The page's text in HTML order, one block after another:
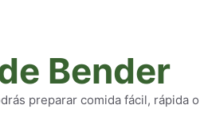
Bender
preparar comida fácil, rápida